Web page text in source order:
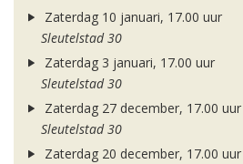
Zaterdag 10 januari, 17.00 uur
Sleutelstad 30
Zaterdag 3 januari, 17.00 uur
Sleutelstad 30
Zaterdag 27 december, 17.00 uur
Sleutelstad 30
Zaterdag 20 december, 17.00 uur